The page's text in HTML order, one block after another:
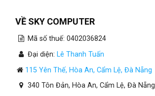
VỀ SKY COMPUTER
Mã số thuế: 0402036824
Đại diện: Lê Thanh Tuấn
115 Yên Thế, Hòa An, Cẩm Lệ, Đà Nẵng
340 Tôn Đản, Hòa An, Cẩm Lệ, Đà Nẵng